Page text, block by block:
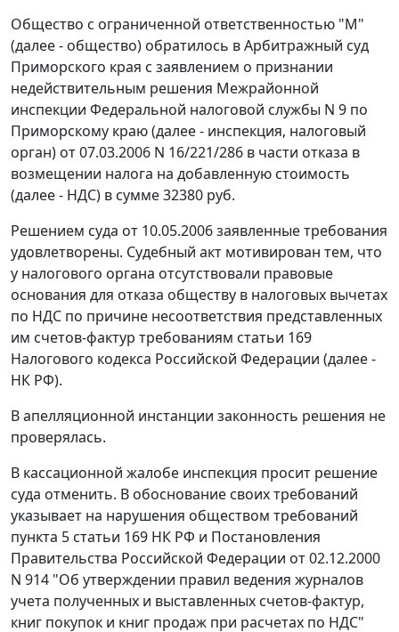
Общество с ограниченной ответственностью "М"
(далее - общество) обратилось в Арбитражный суд
Приморского края с заявлением о признании
недействительным решения Межрайонной
инспекции Федеральной налоговой службы N 9 по
Приморскому краю (далее - инспекция, налоговый
орган) от 07.03.2006 N 16/221/286 в части отказа в
возмещении налога на добавленную стоимость
(далее - НДС) в сумме 32380 руб.
Решением суда от 10.05.2006 заявленные требования
удовлетворены. Судебный акт мотивирован тем, что
у налогового органа отсутствовали правовые
основания для отказа обществу в налоговых вычетах
по НДС по причине несоответствия представленных
им счетов-фактур требованиям статьи 169
Налогового кодекса Российской Федерации (далее -
НК РФ).
В апелляционной инстанции законность решения не
проверялась.
В кассационной жалобе инспекция просит решение
суда отменить. В обоснование своих требований
указывает на нарушения обществом требований
пункта 5 статьи 169 НК РФ и Постановления
Правительства Российской Федерации от 02.12.2000
N 914 "Об утверждении правил ведения журналов
учета полученных и выставленных счетов-фактур,
книг покупок и книг продаж при расчетах по НДС"